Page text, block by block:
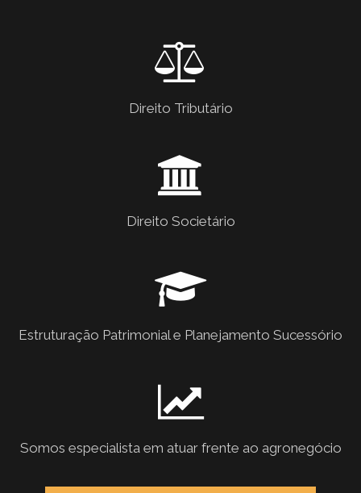
Direito Tributário
Direito Societário
Estruturação Patrimonial e Planejamento Sucessório
Somos especialista em atuar frente ao agronegócio